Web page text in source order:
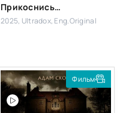
Прикоснись ко мне
2025, Ultradox, Eng.Original
Фильм